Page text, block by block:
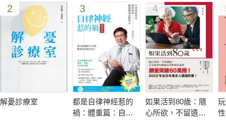
國際醫療交流最大的意義就是將醫學的人道精神發揮到極致，
Taiwan Can Help，台灣在半世紀以前就做到了！
醫療交流的影響力，有時難以想像，也無法用量化數據來評估。
不僅治療疾病、不只交流醫療技術，更是交流一份情感與友誼。
那些年，我們都曾參與臺大醫療外交的經驗分享
2
解憂診療室
3
都是自律神經惹的
禍：體重篇：自律
4
如果活到80歲：隨
心所欲，不留遺